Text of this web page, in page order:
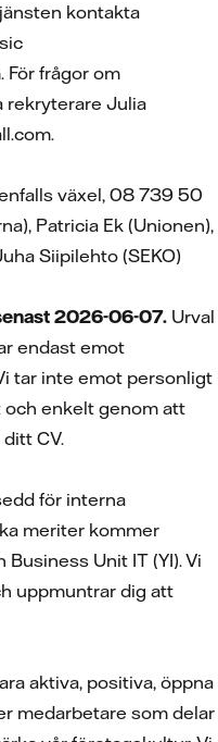
kontakta
För frågor om
rekryterare Julia
växel, 08 739 50
Patricia Ek (Unionen),
Siipilehto (SEKO)
2026-06-07. Urval
endast emot
tar inte emot personligt
och enkelt genom att
CV.
för interna
meriter kommer
Unit IT (YI). Vi
uppmuntrar dig att
aktiva, positiva, öppna
medarbetare som delar